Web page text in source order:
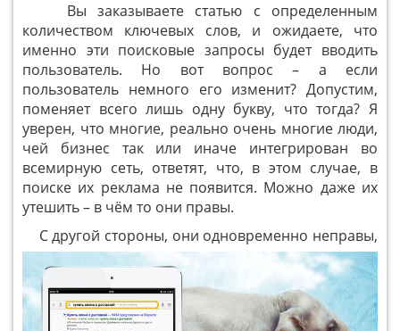
Вы заказываете статью с определенным
количеством ключевых слов, и ожидаете, что
именно эти поисковые запросы будет вводить
пользователь. Но вот вопрос – а если
пользователь немного его изменит? Допустим,
поменяет всего лишь одну букву, что тогда? Я
уверен, что многие, реально очень многие люди,
чей бизнес так или иначе интегрирован во
всемирную сеть, ответят, что, в этом случае, в
поиске их реклама не появится. Можно даже их
утешить – в чём то они правы.
С другой стороны, они одновременно неправы,